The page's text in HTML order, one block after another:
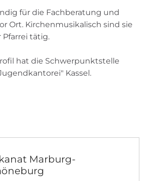
für die Fachberatung und
Ort. Kirchenmusikalisch sind sie
Pfarrei tätig.
hat die Schwerpunktstelle
Kassel.
Marburg-